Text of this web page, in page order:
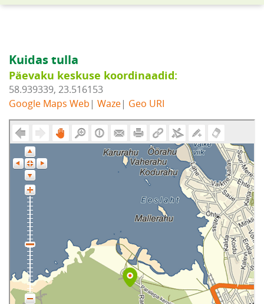
Kuidas tulla
Päevaku keskuse koordinaadid:
58.939339, 23.516153
Google Maps Web | Waze| Geo URI